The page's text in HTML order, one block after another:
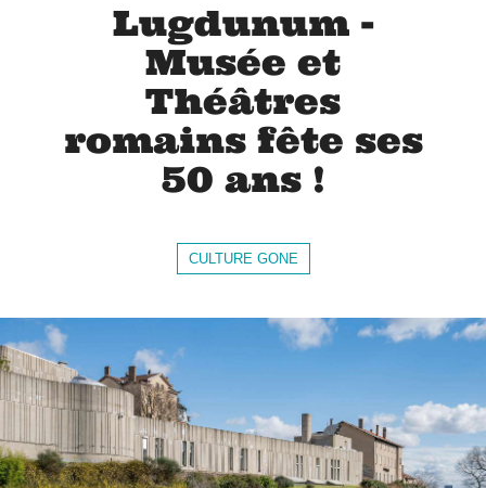
Lugdunum -
Musée et
Théâtres
romains fête ses
50 ans !
CULTURE GONE